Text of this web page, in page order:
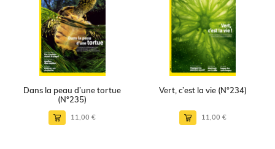
Dans la peau d’une tortue
(N°235)
11,00 €
Vert, c’est la vie (N°234)
11,00 €